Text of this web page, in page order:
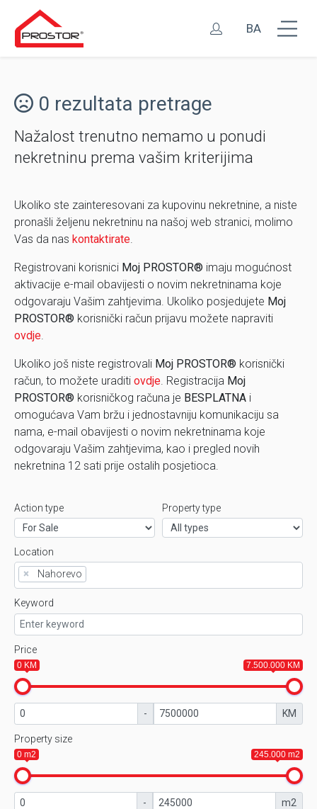
BA
0 rezultata pretrage
Nažalost trenutno nemamo u ponudi
nekretninu prema vašim kriterijima
Ukoliko ste zainteresovani za kupovinu nekretnine, a niste
pronašli željenu nekretninu na našoj web stranici, molimo
Vas da nas kontaktirate.
Registrovani korisnici Moj PROSTOR® imaju mogućnost
aktivacije e-mail obavijesti o novim nekretninama koje
odgovaraju Vašim zahtjevima. Ukoliko posjedujete Moj
PROSTOR® korisnički račun prijavu možete napraviti
ovdje.
Ukoliko još niste registrovali Moj PROSTOR® korisnički
račun, to možete uraditi ovdje. Registracija Moj
PROSTOR® korisničkog računa je BESPLATNA i
omogućava Vam bržu i jednostavniju komunikaciju sa
nama, e-mail obavijesti o novim nekretninama koje
odgovaraju Vašim zahtjevima, kao i pregled novih
nekretnina 12 sati prije ostalih posjetioca.
Action type Property type
Location
×
Nahorevo
Keyword
Price
0 KM 7.500.000 KM
- KM
Property size
0 m2 245.000 m2
- m2